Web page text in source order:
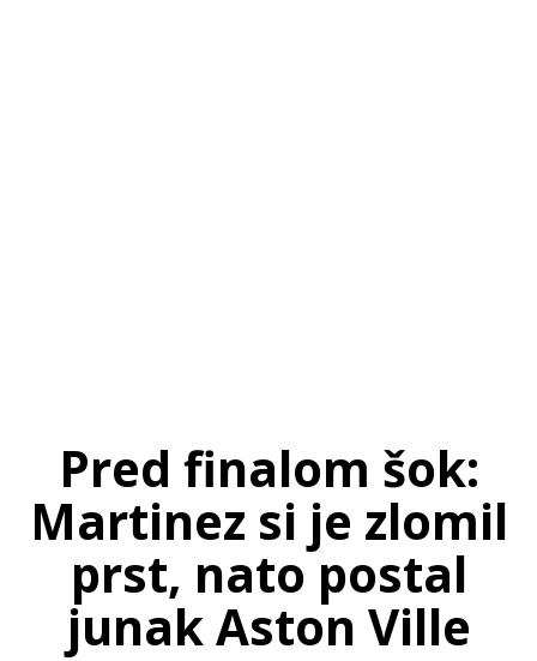
Pred finalom šok:
Martinez si je zlomil
prst, nato postal
junak Aston Ville